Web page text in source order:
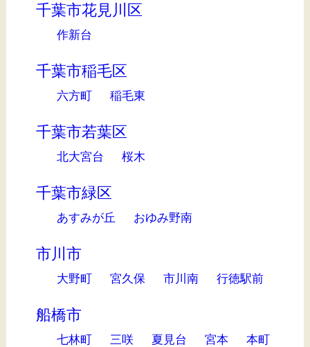
千葉市花見川区
作新台
千葉市稲毛区
六方町 稲毛東
千葉市若葉区
北大宮台 桜木
千葉市緑区
あすみが丘 おゆみ野南
市川市
大野町 宮久保 市川南 行徳駅前
船橋市
七林町 三咲 夏見台 宮本
本町